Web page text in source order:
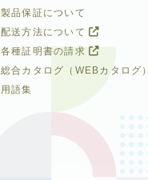
製品保証について
配送方法について
各種証明書の請求
総合カタログ（WEBカタログ）
用語集